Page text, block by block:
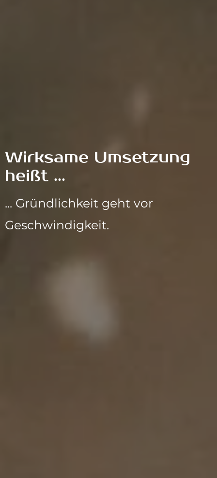
Wirksame Umsetzung
heißt ...
... Gründlichkeit geht vor
Geschwindigkeit.